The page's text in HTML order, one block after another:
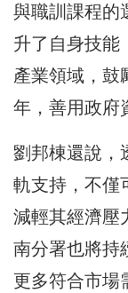
與職訓課程的
升了自身技能
產業領域，鼓
年，善用政府
劉邦棟還說，
軌支持，不僅
減輕其經濟壓
南分署也將持
更多符合市場